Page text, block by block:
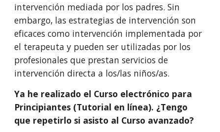
intervención mediada por los padres. Sin
embargo, las estrategias de intervención son
eficaces como intervención implementada por
el terapeuta y pueden ser utilizadas por los
profesionales que prestan servicios de
intervención directa a los/las niños/as.
Ya he realizado el Curso electrónico para
Principiantes (Tutorial en línea). ¿Tengo
que repetirlo si asisto al Curso avanzado?